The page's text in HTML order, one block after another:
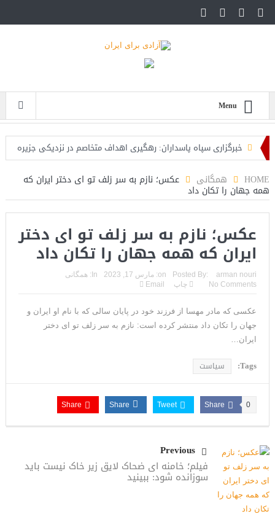
Menu
خبرگزاری سپاه پاسداران: رهگیری اهداف متخاصم در نزدیکی جزیره
تحلیلگر حکومتی: تفاهم هرمز پایان بحران نیست؛ خطر جنگ همچنان
پابرجاست
ایران؛ واکنش ترامپ و معاونش به اقدام تفرقه‌افکنان/سفر ژنرال
منیر به عربستان
مقاله: اپوزیسیون بی‌راه‌حل؛ وقتی دشمنی با پهلوی جای نجات
ایران را می‌گیرد
۱۰ تریلیون دلار؛ چگونه جرایم سایبری به سومین اقتصاد بزرگ جهان
تبدیل شد؟
جمهوری‌خواهان است
تنگه هرمز؛ از سخنان تازه ترامپ چنین برمیآید که توافقی به دست
نیامده است
فیلم؛ هشدار قاطعانه نتانیاهو به پاسدار احمد وحیدی، سرکرده
سپاه پاسداران
HOME همگانی عکس؛ نازم به سر زلف تو ای دختر ایران که
همه جهان را تکان داد
عکس؛ نازم به سر زلف تو ای دختر
ایران که همه جهان را تکان داد
Posted By: arman nouri
on: مارس 17, 2023 In:
همگانی
No Comments
چاپ Email
عکسی که مادر مهسا از فرزند خود در پایان سالی که با نام او ایران و
جهان را تکان داد منتشر کرده است: نازم به سر زلف تو ای دختر
ایران…
Tags: سیاست
Share 0
Tweet
Share
Share
Previous
فیلم؛ خامنه ای ضحاک لایق زیر خاک نیست باید
سوزانده شود: ببینید